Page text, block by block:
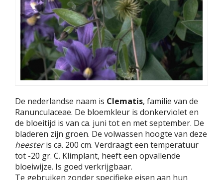
De nederlandse naam is Clematis, familie van de
Ranunculaceae. De bloemkleur is donkerviolet en
de bloeitijd is van ca. juni tot en met september. De
bladeren zijn groen. De volwassen hoogte van deze
heesteris ca. 200 cm. Verdraagt een temperatuur
tot -20 gr. C. Klimplant, heeft een opvallende
bloeiwijze. Is goed verkrijgbaar.
Te gebruiken zonder specifieke eisen aan hun